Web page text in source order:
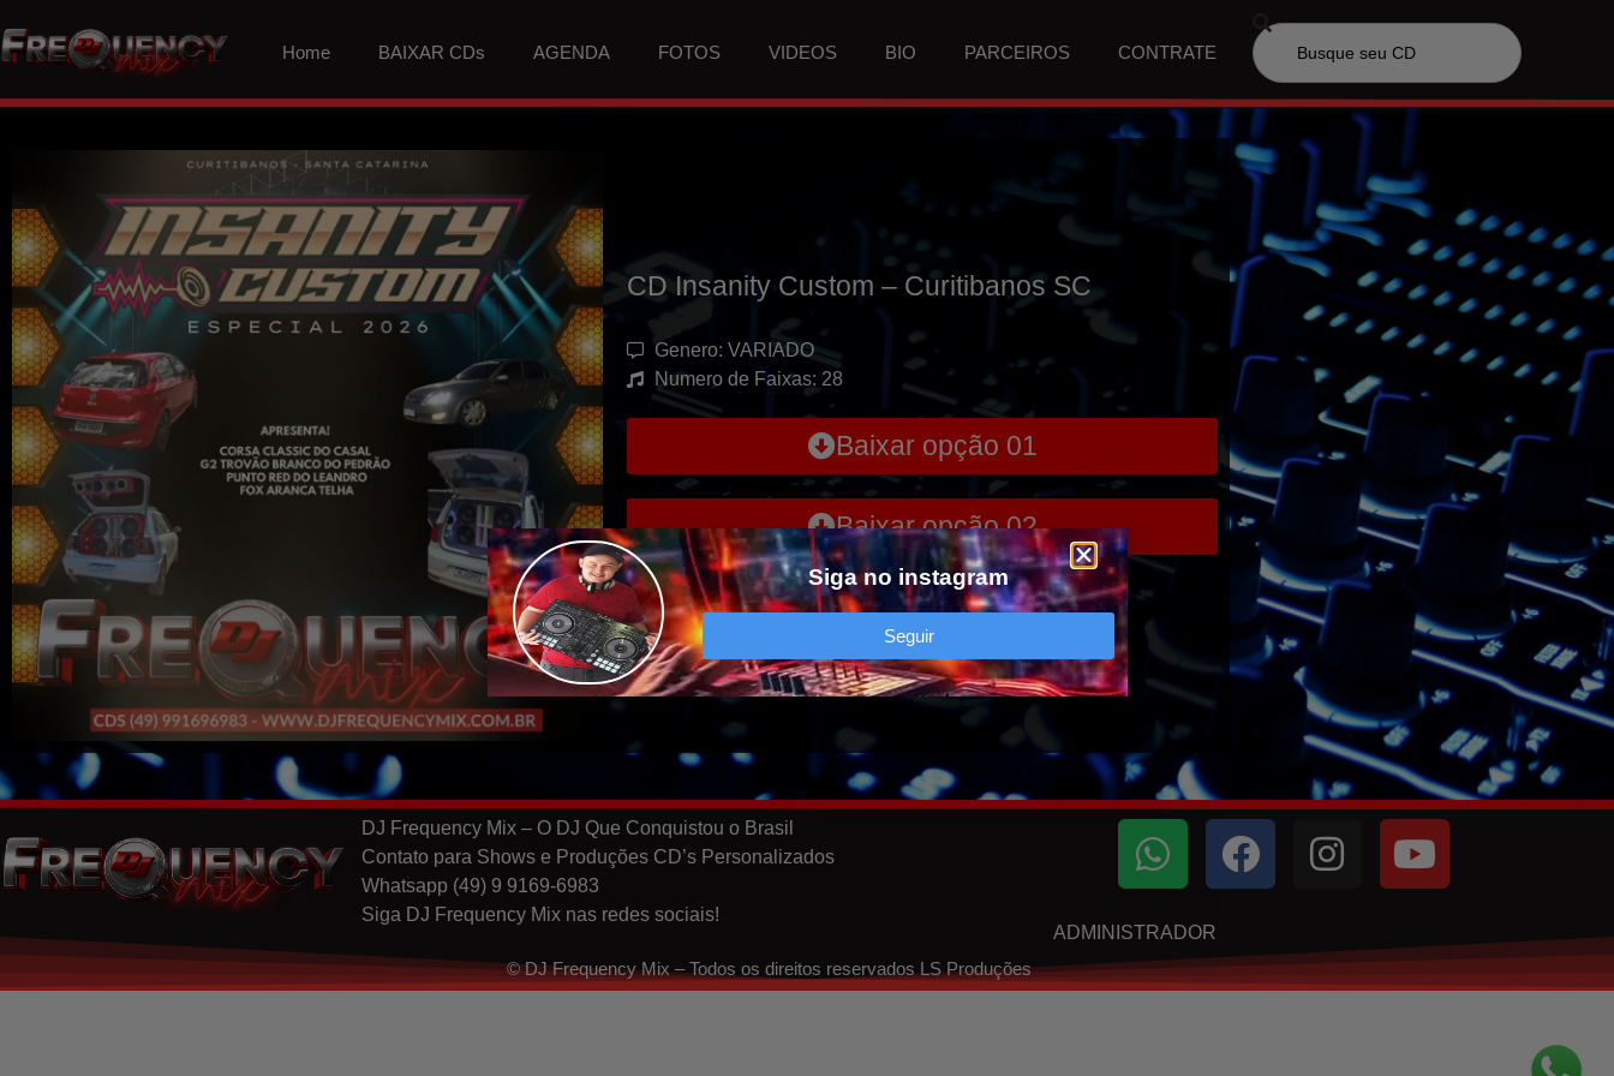
Home BAIXAR CDs AGENDA FOTOS VIDEOS BIO PARCEIROS CONTRATE
CD Insanity Custom – Curitibanos SC
Genero: VARIADO
Numero de Faixas: 28
Baixar opção 01
Baixar opção 02
WhatsApp
DJ Frequency Mix – O DJ Que Conquistou o Brasil
Contato para Shows e Produções CD’s Personalizados
Whatsapp (49) 9 9169-6983
Siga DJ Frequency Mix nas redes sociais!
ADMINISTRADOR
© DJ Frequency Mix – Todos os direitos reservados LS Produções
Siga no instagram
Seguir